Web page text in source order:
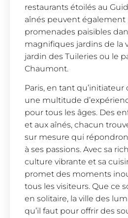
restaurants étoilés au
aînés peuvent également
promenades paisibles
magnifiques jardins de la
jardin des Tuileries ou le
Chaumont.
Paris, en tant qu’initiateur
une multitude
pour tous les âges. Des
et aux aînés, chacun
sur mesure qui
à ses passions. Avec sa
culture vibrante et sa
promet des moments
tous les visiteurs. Que ce
en solitaire, la ville des
qu’il faut pour offrir des